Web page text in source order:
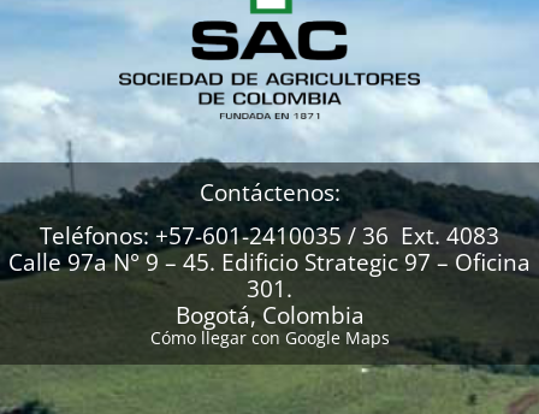
Contáctenos:
Teléfonos: +57-601-2410035 / 36 Ext. 4083
Calle 97a N° 9 – 45. Edificio Strategic 97 – Oficina
301.
Bogotá, Colombia
Cómo llegar con Google Maps